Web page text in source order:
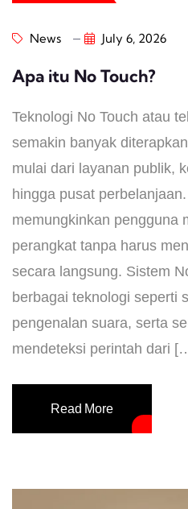
News July 6, 2026
Apa itu No Touch?
Teknologi No Touch atau
semakin banyak
mulai dari layanan publik,
hingga pusat
memungkinkan pengguna
perangkat tanpa harus
secara langsung. Sistem
berbagai teknologi seperti
pengenalan suara, serta
mendeteksi perintah dari
Read More